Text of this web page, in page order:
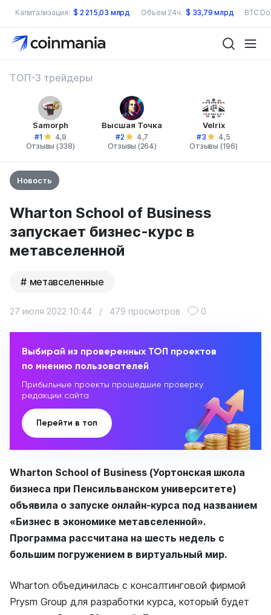
Капитализация: $ 2 215,03 млрд Объем 24ч: $ 33,79 млрд BTC
ТОП-3 трейдеры
Samorph
#1
4,9
Отзывы (338)
Высшая Точка
#2
4,7
Отзывы (264)
Velrix
#3
4,5
Отзывы (196)
Новость
Wharton School of Business
запускает бизнес-курс в
метавселенной
метавселенные
27 июля 2022 10:44 / 479 просмотров 0
Выбирай из проверенных ТОП проектов
по мнению пользователей
Прибыльные проекты прошедшие проверку
редакции сайта
Перейти в топ
Wharton School of Business (Уортонская школа
бизнеса при Пенсильванском университете)
объявила о запуске онлайн-курса под названием
«Бизнес в экономике метавселенной».
Программа рассчитана на шесть недель с
большим погружением в виртуальный мир.
Wharton объединилась с консалтинговой фирмой
Prysm Group для разработки курса, который будет